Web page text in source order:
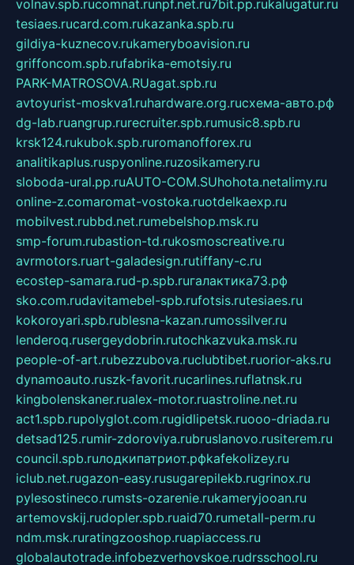
volnav.spb.rucomnat.runpf.net.ru7bit.pp.rukalugatur.ru
tesiaes.rucard.com.rukazanka.spb.ru
gildiya-kuznecov.rukameryboavision.ru
griffoncom.spb.rufabrika-emotsiy.ru
PARK-MATROSOVA.RUagat.spb.ru
avtoyurist-moskva1.ruhardware.org.ruсхема-авто.рф
dg-lab.ruangrup.rurecruiter.spb.rumusic8.spb.ru
krsk124.rukubok.spb.ruromanofforex.ru
analitikaplus.ruspyonline.ruzosikamery.ru
sloboda-ural.pp.ruAUTO-COM.SUhohota.netalimy.ru
online-z.comaromat-vostoka.ruotdelkaexp.ru
mobilvest.rubbd.net.rumebelshop.msk.ru
smp-forum.rubastion-td.rukosmoscreative.ru
avrmotors.ruart-galadesign.rutiffany-c.ru
ecostep-samara.rud-p.spb.ruгалактика73.рф
sko.com.rudavitamebel-spb.rufotsis.rutesiaes.ru
kokoroyari.spb.rublesna-kazan.rumossilver.ru
lenderoq.rusergeydobrin.rutochkazvuka.msk.ru
people-of-art.rubezzubova.ruclubtibet.ruorior-aks.ru
dynamoauto.ruszk-favorit.rucarlines.ruflatnsk.ru
kingbolenskaner.rualex-motor.ruastroline.net.ru
act1.spb.rupolyglot.com.rugidlipetsk.ruooo-driada.ru
detsad125.rumir-zdoroviya.rubruslanovo.rusiterem.ru
council.spb.ruлодкипатриот.рфkafekolizey.ru
iclub.net.rugazon-easy.rusugarepilekb.rugrinox.ru
pylesostineco.rumsts-ozarenie.rukameryjooan.ru
artemovskij.rudopler.spb.ruaid70.rumetall-perm.ru
ndm.msk.ruratingzooshop.ruapiaccess.ru
globalautotrade.infobezverhovskoe.rudrsschool.ru